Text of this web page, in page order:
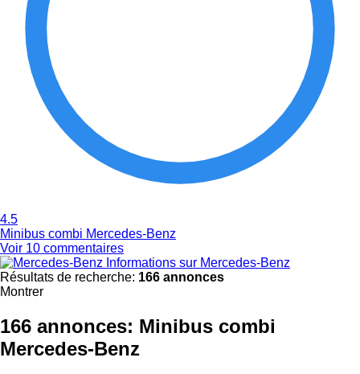
4.5
Minibus combi Mercedes-Benz
Voir 10 commentaires
Informations sur Mercedes-Benz
Résultats de recherche: 166 annonces
Montrer
166 annonces: Minibus combi
Mercedes-Benz